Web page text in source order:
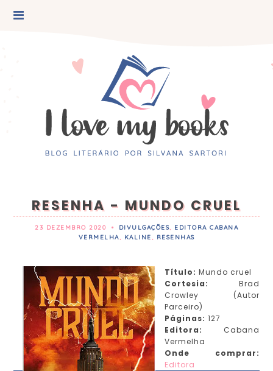
RESENHA - MUNDO CRUEL
23 DEZEMBRO 2020 • DIVULGAÇÕES, EDITORA CABANA
VERMELHA, KALINE, RESENHAS
Título:Mundo cruel
Cortesia:
Brad
Crowley (Autor
Parceiro)
Páginas: 127
Editora:
Cabana
Vermelha
Onde comprar:
Editora